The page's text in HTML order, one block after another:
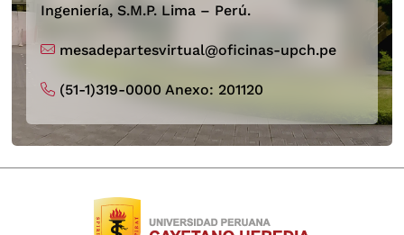
Ingeniería, S.M.P. Lima – Perú.
mesadepartesvirtual@oficinas-upch.pe
(51-1)319-0000 Anexo: 201120